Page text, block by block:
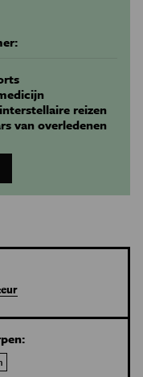
reizen
van overledenen